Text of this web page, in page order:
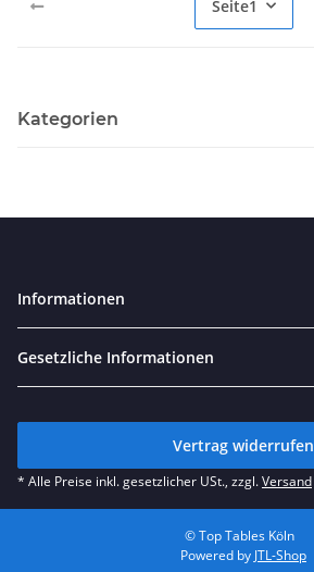
Seite1
Kategorien
Informationen
Gesetzliche Informationen
Vertrag widerrufen
* Alle Preise inkl. gesetzlicher USt., zzgl.Versand
© Top Tables Köln
Powered by JTL-Shop